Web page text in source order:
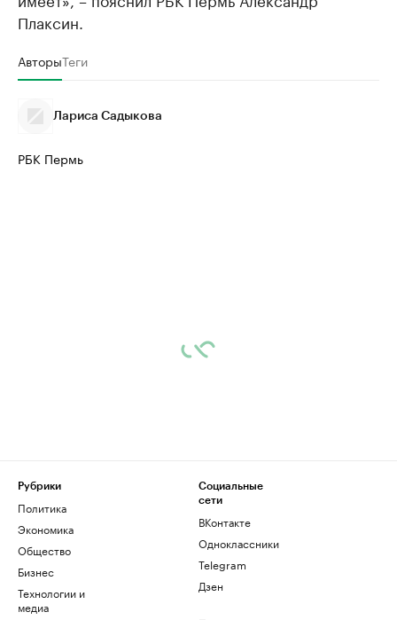
Плаксин.
АвторыТеги
Лариса Садыкова
РБК Пермь
Рубрики
Политика
Экономика
Общество
Бизнес
Технологии и
медиа
Социальные
сети
ВКонтакте
Одноклассники
Telegram
Дзен